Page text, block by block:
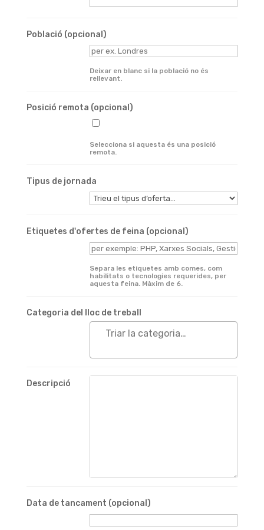
Població (opcional)
Deixar en blanc si la població no és
rellevant.
Posició remota (opcional)
Selecciona si aquesta és una posició
remota.
Tipus de jornada
Etiquetes d'ofertes de feina (opcional)
Separa les etiquetes amb comes, com
habilitats o tecnologies requerides, per
aquesta feina. Màxim de 6.
Categoria del lloc de treball
Descripció
Data de tancament (opcional)